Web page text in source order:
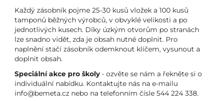
Každý zásobník pojme 25-30 kusů vložek a 100 kusů
tamponů běžných výrobců, v obvyklé velikosti a po
jednotlivých kusech. Díky úzkým otvorům po stranách
lze snadno vidět, zda je obsah nutné doplnit. Pro
naplnění stačí zásobník odemknout klíčem, vysunout a
doplnit obsah.
Speciální akce pro školy- ozvěte se nám a řekněte si o
individuální nabídku. Kontaktujte nás na e-mailu
info@bemeta.cz nebo na telefonním čísle 544 224 338.